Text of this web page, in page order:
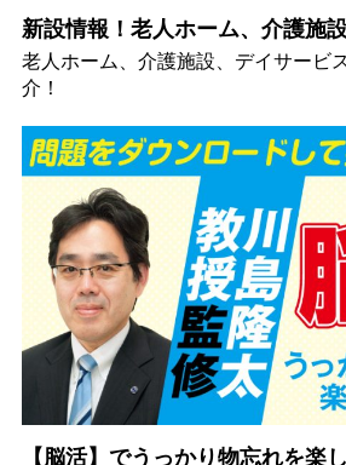
新設情報！老人ホーム、介護施
老人ホーム、介護施設、デイサービ
介！
【脳活】でうっかり物忘れを楽